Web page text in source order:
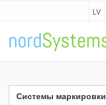
LV
Системы маркировки